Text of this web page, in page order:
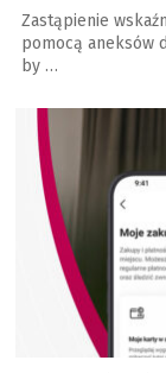
Zastąpienie
pomocą aneksów
by …